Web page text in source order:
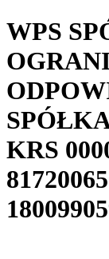
WPS
KRS